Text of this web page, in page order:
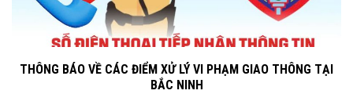
THÔNG BÁO VỀ CÁC ĐIỂM XỬ LÝ VI PHẠM GIAO THÔNG TẠI
BẮC NINH